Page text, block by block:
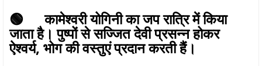
🟢 कामेश्वरी योगिनी का जप रात्रि में किया
जाता है। पुष्पों से सज्जित देवी प्रसन्न होकर
ऐश्वर्य, भोग की वस्तुएं प्रदान करती हैं।